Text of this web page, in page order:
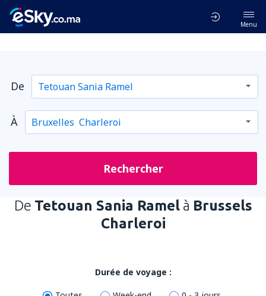
Menu
De
À
Rechercher
De Tetouan Sania Ramelà Brussels
Charleroi
Durée de voyage :